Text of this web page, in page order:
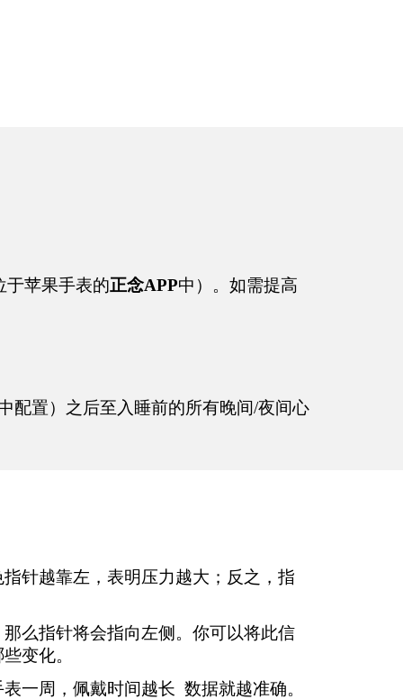
于苹果手表的正念APP中）。如需提高
配置）之后至入睡前的所有晚间/夜间心
针越靠左，表明压力越大；反之，指
么指针将会指向左侧。你可以将此信
变化。
一周，佩戴时间越长 数据就越准确。